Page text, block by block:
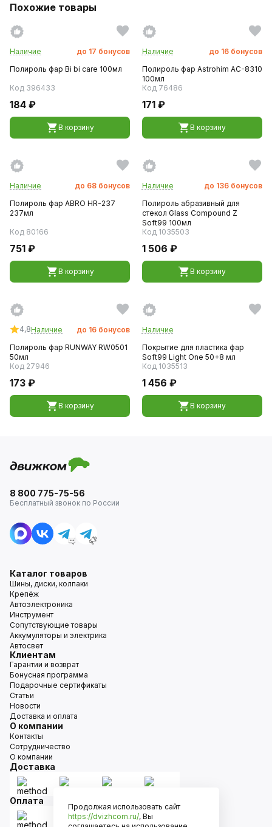
Похожие товары
Наличие до 17 бонусов
Полироль фар Bi bi care 100мл
Код 396433
184 ₽
В корзину
Наличие до 16 бонусов
Полироль фар Astrohim AC-8310
100мл
Код 76486
171 ₽
В корзину
Наличие до 68 бонусов
Полироль фар ABRO HR-237
237мл
Код 80166
751 ₽
В корзину
Наличие до 136 бонусов
Полироль абразивный для
стекол Glass Compound Z
Soft99 100мл
Код 1035503
1 506 ₽
В корзину
4,8Наличие до 16 бонусов
Полироль фар RUNWAY RW0501
50мл
Код 27946
173 ₽
В корзину
Наличие
Покрытие для пластика фар
Soft99 Light One 50+8 мл
Код 1035513
1 456 ₽
В корзину
8 800 775-75-56
Бесплатный звонок по России
Каталог товаров
Шины, диски, колпаки
Крепёж
Автоэлектроника
Инструмент
Сопутствующие товары
Аккумуляторы и электрика
Автосвет
Клиентам
Гарантии и возврат
Бонусная программа
Подарочные сертификаты
Статьи
Новости
Доставка и оплата
О компании
Контакты
Сотрудничество
О компании
Доставка
Оплата
Продолжая использовать сайт
https://dvizhcom.ru/, Вы